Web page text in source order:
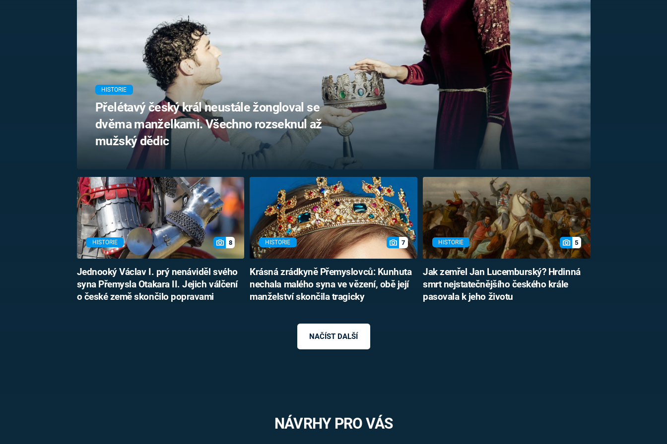
NAPOLEON
BONAPARTE
BRITSKÁ
KRÁLOVSKÁ
RODINA
UTAJENÉ PŘÍBĚHY
ALTERNATIVNÍ
FILMY VERSUS
REALITA
HORORY VERSUS
REALITA
OPTICKÉ ILUZE A
KLAMY
HISTORIE
Přelétavý český král neustále žongloval se
dvěma manželkami. Všechno rozseknul až
mužský dědic
HISTORIE 8
Jednooký Václav I. prý nenáviděl svého
syna Přemysla Otakara II. Jejich válčení
o české země skončilo popravami
HISTORIE 7
Krásná zrádkyně Přemyslovců: Kunhuta
nechala malého syna ve vězení, obě její
manželství skončila tragicky
HISTORIE 5
Jak zemřel Jan Lucemburský? Hrdinná
smrt nejstatečnějšího českého krále
pasovala k jeho životu
NAČÍST DALŠÍ
NÁVRHY PRO VÁS